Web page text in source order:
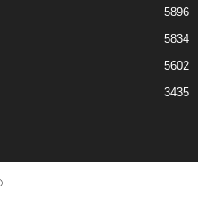
5896
5834
5602
3435